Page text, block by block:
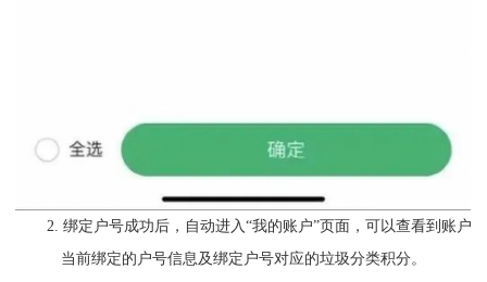
2. 绑定户号成功后，自动进入“我的账户”页面，可以查看到账户
当前绑定的户号信息及绑定户号对应的垃圾分类积分。